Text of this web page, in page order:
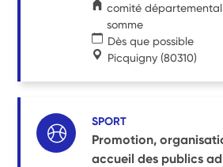
comité
somme
Dès que possible
Picquigny (80310)
SPORT
Promotion,
accueil des publics